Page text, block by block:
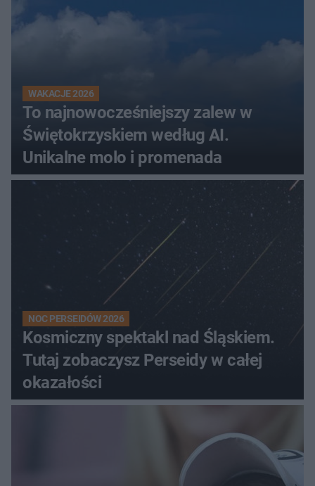
WAKACJE 2026
To najnowocześniejszy zalew w
Świętokrzyskiem według AI.
Unikalne molo i promenada
NOC PERSEIDÓW 2026
Kosmiczny spektakl nad Śląskiem.
Tutaj zobaczysz Perseidy w całej
okazałości